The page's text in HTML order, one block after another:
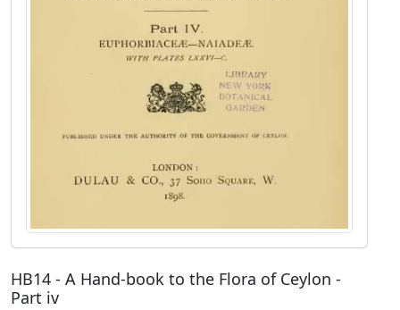
HB14 - A Hand-book to the Flora of Ceylon -
Part iv